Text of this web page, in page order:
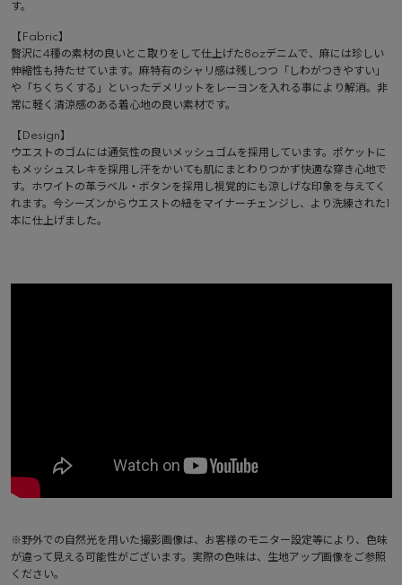
す。
【Fabric】
贅沢に4種の素材の良いとこ取りをして仕上げた8ozデニムで、麻には珍しい
伸縮性も持たせています。麻特有のシャリ感は残しつつ「しわがつきやすい」
や「ちくちくする」といったデメリットをレーヨンを入れる事により解消。非
常に軽く清涼感のある着心地の良い素材です。
【Design】
ウエストのゴムには通気性の良いメッシュゴムを採用しています。ポケットに
もメッシュスレキを採用し汗をかいても肌にまとわりつかず快適な穿き心地で
す。ホワイトの革ラベル・ボタンを採用し視覚的にも涼しげな印象を与えてく
れます。今シーズンからウエストの紐をマイナーチェンジし、より洗練された1
本に仕上げました。
※野外での自然光を用いた撮影画像は、お客様のモニター設定等により、色味
が違って見える可能性がございます。実際の色味は、生地アップ画像をご参照
ください。